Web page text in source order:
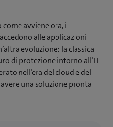
avviene ora, i
alle applicazioni
evoluzione: la classica
di protezione intorno all’IT
nell’era del cloud e del
una soluzione pronta